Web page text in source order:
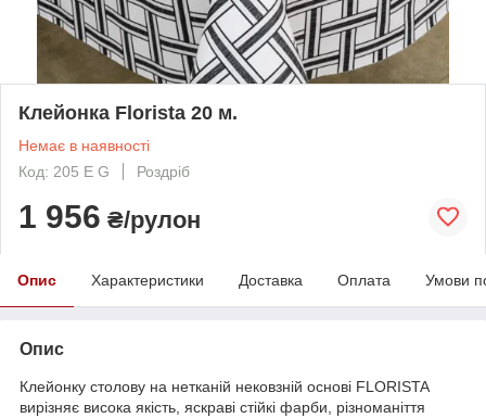
Клейонка Florista 20 м.
Немає в наявності
Код: 205 E G
Роздріб
1 956 ₴/рулон
Опис Характеристики Доставка Оплата Умови
Опис
Клейонку столову на нетканій нековзній основі FLORISTA
вирізняє висока якість, яскраві стійкі фарби, різноманіття